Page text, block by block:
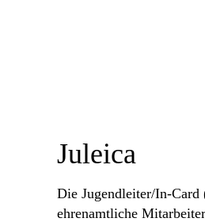
Juleica
Die Jugendleiter/In-
ehrenamtliche